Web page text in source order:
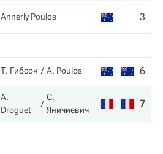
Annerly Poulos 3
Т. Гибсон A. Poulos 6
A.
Droguet
С.
Яничиевич
7